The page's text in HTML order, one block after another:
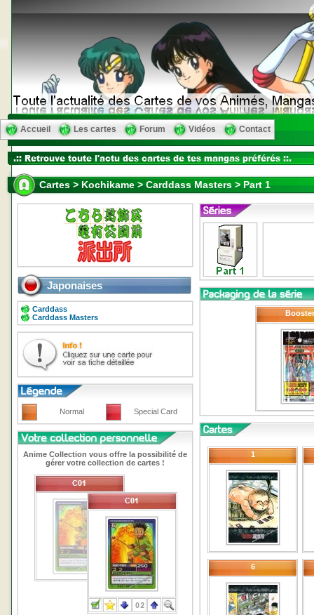
Accueil Les cartes Forum Vidéos Contact
Cartes > Kochikame > Carddass Masters > Part 1
Japonaises
Carddass
Carddass Masters
Normal Special Card
Anime Collection vous offre la possibilité de
gérer votre collection de cartes !
Booster
1
6